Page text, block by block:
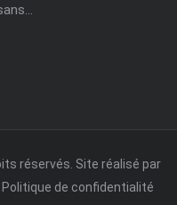
réservés. Site réalisé par
Politique de confidentialité